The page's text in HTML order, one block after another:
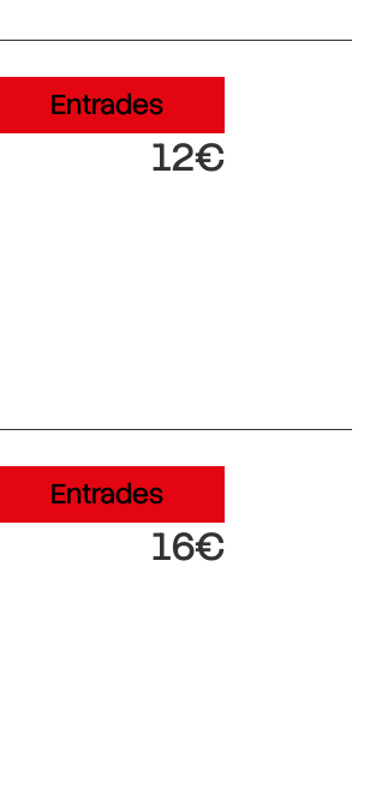
Entrades
12€
Entrades
16€